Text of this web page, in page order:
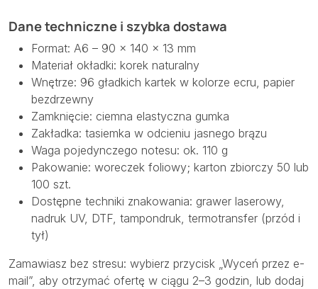
Dane techniczne i szybka dostawa
Format: A6 – 90 × 140 × 13 mm
Materiał okładki: korek naturalny
Wnętrze: 96 gładkich kartek w kolorze ecru, papier
bezdrzewny
Zamknięcie: ciemna elastyczna gumka
Zakładka: tasiemka w odcieniu jasnego brązu
Waga pojedynczego notesu: ok. 110 g
Pakowanie: woreczek foliowy; karton zbiorczy 50 lub
100 szt.
Dostępne techniki znakowania: grawer laserowy,
nadruk UV, DTF, tampondruk, termotransfer (przód i
tył)
Zamawiasz bez stresu: wybierz przycisk „Wyceń przez e-
mail”, aby otrzymać ofertę w ciągu 2–3 godzin, lub dodaj